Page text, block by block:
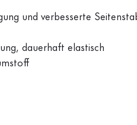
und verbesserte
dauerhaft elastisch